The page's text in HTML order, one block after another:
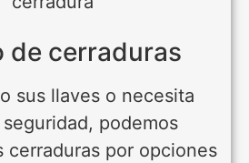
de cerraduras
sus llaves o necesita
podemos
cerraduras por opciones